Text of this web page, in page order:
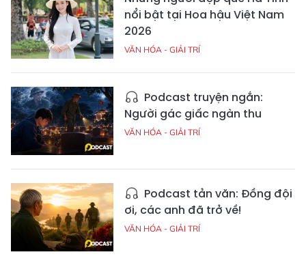
nổi bật tại Hoa hậu Việt Nam
2026
VĂN HÓA - GIẢI TRÍ
Podcast truyện ngắn:
Người gác giấc ngàn thu
VĂN HÓA - GIẢI TRÍ
Podcast tản văn: Đồng đội
ơi, các anh đã trở về!
VĂN HÓA - GIẢI TRÍ